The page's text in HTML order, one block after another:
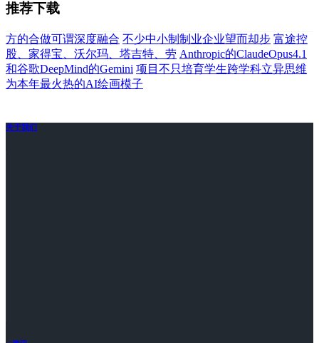
推荐下载
方的合做可谓深度融合 不少中小制制业企业望而却步 富途控
股、家得宝、沃尔玛、塔吉特、劳 Anthropic的ClaudeOpus4.1
和谷歌DeepMind的Gemini 项目不只培育学生跨学科立异思维
为本年最火热的AI绘画模子
关于我们